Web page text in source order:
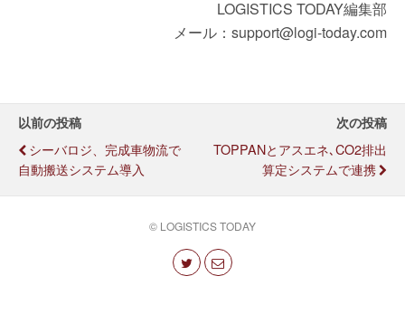
LOGISTICS TODAY編集部
メール：support@logi-today.com
以前の投稿
シーバロジ、完成車物流で
自動搬送システム導入
次の投稿
TOPPANとアスエネ､CO2排出
算定システムで連携
© LOGISTICS TODAY